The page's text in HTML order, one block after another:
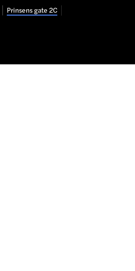
Prinsens gate 2C